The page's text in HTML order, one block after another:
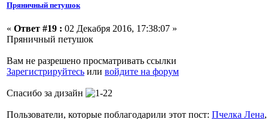
Пряничный петушок
« Ответ #19 : 02 Декабря 2016, 17:38:07 »
Пряничный петушок
Вам не разрешено просматривать ссылки
Зарегистрируйтесь или войдите на форум
Спасибо за дизайн
Пользователи, которые поблагодарили этот пост: Пчелка Лена